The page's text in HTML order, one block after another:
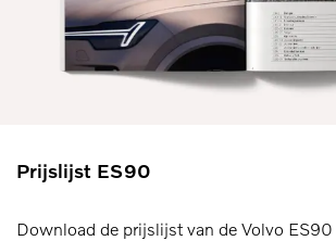
Prijslijst ES90
Download de prijslijst van de Volvo ES90